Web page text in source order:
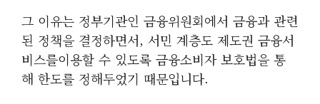
그 이유는 정부기관인 금융위원회에서 금융과 관련
된 정책을 결정하면서, 서민 계층도 제도권 금융서
비스를이용할 수 있도록 금융소비자 보호법을 통
해 한도를 정해두었기 때문입니다.